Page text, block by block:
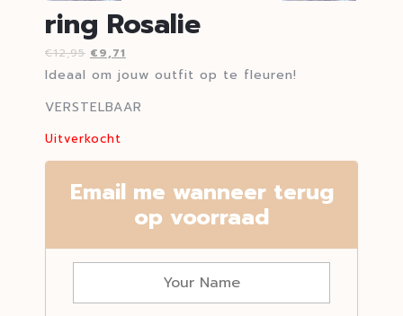
ring Rosalie
€12,95 €9,71
Ideaal om jouw outfit op te fleuren!
VERSTELBAAR
Uitverkocht
Email me wanneer terug
op voorraad